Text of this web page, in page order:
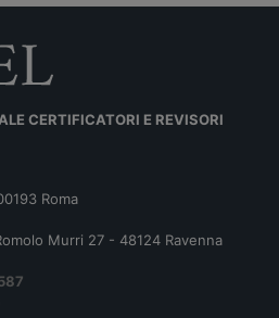
CERTIFICATORI E REVISORI
Roma
Murri 27 - 48124 Ravenna